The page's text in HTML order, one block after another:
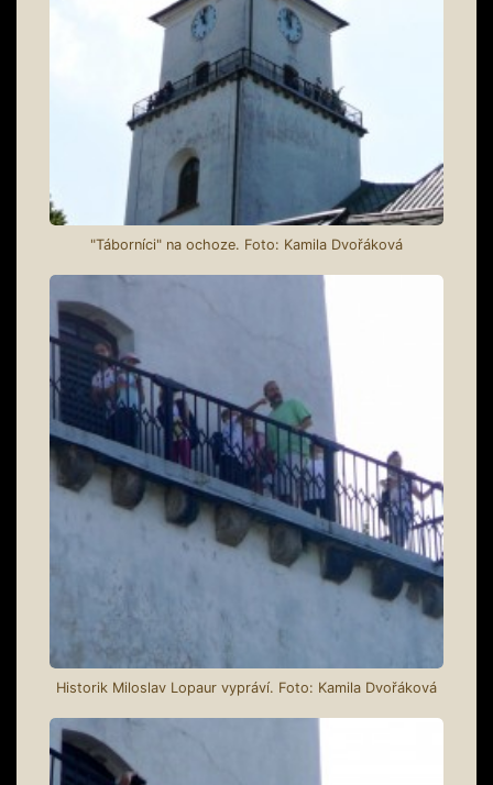
"Táborníci" na ochoze. Foto: Kamila Dvořáková
Historik Miloslav Lopaur vypráví. Foto: Kamila Dvořáková